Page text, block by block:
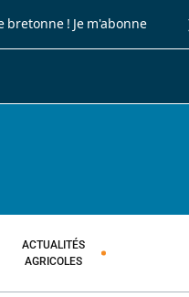
bretonne ! Je m'abonne
ACTUALITÉS
AGRICOLES